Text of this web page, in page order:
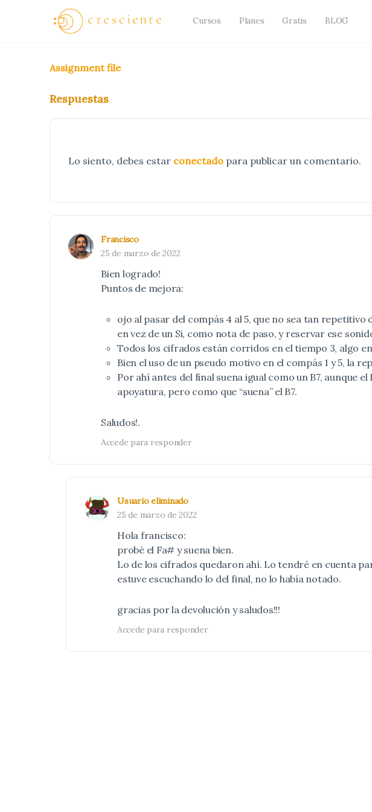
Cursos Planes Gratis BLOG
Assignment file
Respuestas
Lo siento, debes estar conectado para publicar un comentario.
Francisco
25 de marzo de 2022
Bien logrado!
Puntos de mejora:
ojo al pasar del compás 4 al 5, que no sea tan repetitivo
en vez de un Si, como nota de paso, y reservar ese
Todos los cifrados están corridos en el tiempo 3, algo
Bien el uso de un pseudo motivo en el compás 1 y 5, la
Por ahí antes del final suena igual como un B7, aunque
apoyatura, pero como que “suena” el B7.
Saludos!.
Accede para responder
Usuario eliminado
25 de marzo de 2022
Hola francisco:
probé el Fa# y suena bien.
Lo de los cifrados quedaron ahí. Lo tendré en cuenta
estuve escuchando lo del final, no lo había notado.
gracias por la devolución y saludos!!!
Accede para responder